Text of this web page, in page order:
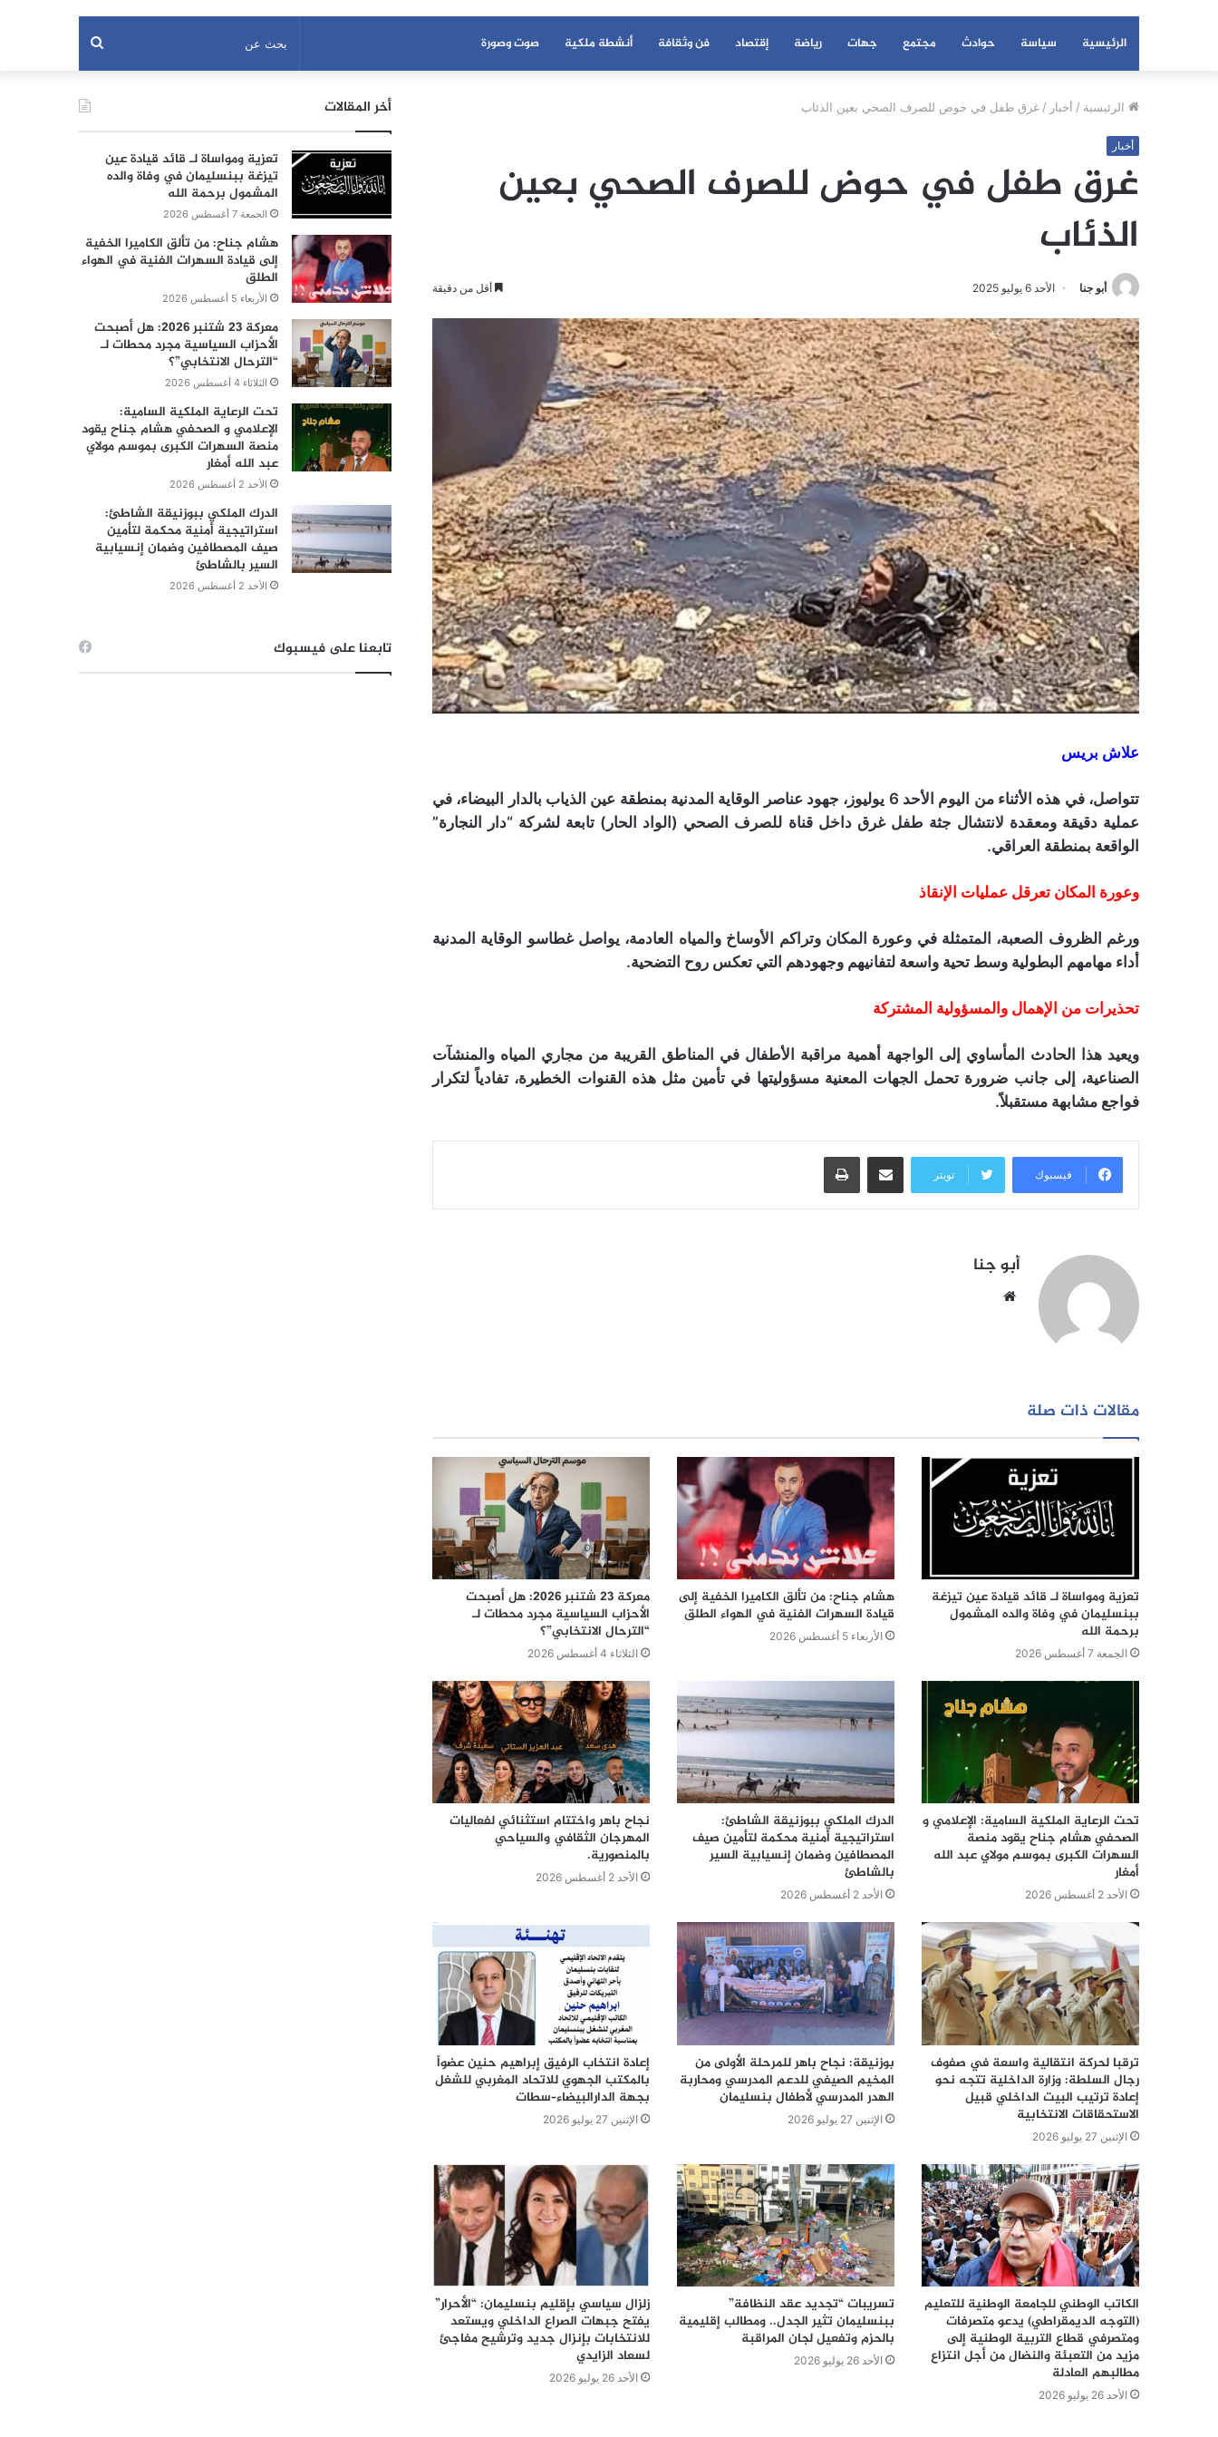
الرئيسية سياسة حوادث مجتمع جهات رياضة إقتصاد فن وثقافة أنشطة ملكية صوت وصورة بحث
عن
الرئيسية / أخبار / غرق طفل في حوض للصرف الصحي بعين الذئاب
أخبار
غرق طفل في حوض للصرف الصحي بعين
الذئاب
أبو جنا الأحد 6 يوليو 2025 أقل من دقيقة
علاش بريس
تتواصل، في هذه الأثناء من اليوم الأحد 6 يوليوز، جهود عناصر الوقاية المدنية بمنطقة عين الذياب بالدار البيضاء، في
عملية دقيقة ومعقدة لانتشال جثة طفل غرق داخل قناة للصرف الصحي (الواد الحار) تابعة لشركة “دار النجارة”
الواقعة بمنطقة العراقي.
وعورة المكان تعرقل عمليات الإنقاذ
ورغم الظروف الصعبة، المتمثلة في وعورة المكان وتراكم الأوساخ والمياه العادمة، يواصل غطاسو الوقاية المدنية
أداء مهامهم البطولية وسط تحية واسعة لتفانيهم وجهودهم التي تعكس روح التضحية.
تحذيرات من الإهمال والمسؤولية المشتركة
ويعيد هذا الحادث المأساوي إلى الواجهة أهمية مراقبة الأطفال في المناطق القريبة من مجاري المياه والمنشآت
الصناعية، إلى جانب ضرورة تحمل الجهات المعنية مسؤوليتها في تأمين مثل هذه القنوات الخطيرة، تفادياً لتكرار
فواجع مشابهة مستقبلاً.
فيسبوك تويتر
مشاركة عبر البريد طباعة
أبو جنا
مقالات ذات صلة
تعزية ومواساة لـ قائد قيادة عين تيزغة
ببنسليمان في وفاة والده المشمول
برحمة الله
الجمعة 7 أغسطس 2026
هشام جناح: من تألق الكاميرا الخفية إلى
قيادة السهرات الفنية في الهواء الطلق
الأربعاء 5 أغسطس 2026
معركة 23 شتنبر 2026: هل أصبحت
الأحزاب السياسية مجرد محطات لـ
“الترحال الانتخابي”؟
الثلاثاء 4 أغسطس 2026
تحت الرعاية الملكية السامية: الإعلامي و
الصحفي هشام جناح يقود منصة
السهرات الكبرى بموسم مولاي عبد الله
أمغار
الأحد 2 أغسطس 2026
الدرك الملكي ببوزنيقة الشاطئ:
استراتيجية أمنية محكمة لتأمين صيف
المصطافين وضمان إنسيابية السير
بالشاطئ
الأحد 2 أغسطس 2026
نجاح باهر واختتام استثنائي لفعاليات
المهرجان الثقافي والسياحي
بالمنصورية.
الأحد 2 أغسطس 2026
ترقبا لحركة انتقالية واسعة في صفوف
رجال السلطة: وزارة الداخلية تتجه نحو
إعادة ترتيب البيت الداخلي قبيل
الاستحقاقات الانتخابية
الإثنين 27 يوليو 2026
بوزنيقة: نجاح باهر للمرحلة الأولى من
المخيم الصيفي للدعم المدرسي ومحاربة
الهدر المدرسي لأطفال بنسليمان
الإثنين 27 يوليو 2026
إعادة انتخاب الرفيق إبراهيم حنين عضواً
بالمكتب الجهوي للاتحاد المغربي للشغل
بجهة الدارالبيضاء–سطات
الإثنين 27 يوليو 2026
الكاتب الوطني للجامعة الوطنية للتعليم
(التوجه الديمقراطي) يدعو متصرفات
ومتصرفي قطاع التربية الوطنية إلى
مزيد من التعبئة والنضال من أجل انتزاع
مطالبهم العادلة
الأحد 26 يوليو 2026
تسريبات “تجديد عقد النظافة”
ببنسليمان تثير الجدل.. ومطالب إقليمية
بالحزم وتفعيل لجان المراقبة
الأحد 26 يوليو 2026
زلزال سياسي بإقليم بنسليمان: “الأحرار”
يفتح جبهات الصراع الداخلي ويستعد
للانتخابات بإنزال جديد وترشيح مفاجئ
لسعاد الزايدي
الأحد 26 يوليو 2026
أخر المقالات
تعزية ومواساة لـ قائد قيادة عين
تيزغة ببنسليمان في وفاة والده
المشمول برحمة الله
الجمعة 7 أغسطس 2026
هشام جناح: من تألق الكاميرا الخفية
إلى قيادة السهرات الفنية في الهواء
الطلق
الأربعاء 5 أغسطس 2026
معركة 23 شتنبر 2026: هل أصبحت
الأحزاب السياسية مجرد محطات لـ
“الترحال الانتخابي”؟
الثلاثاء 4 أغسطس 2026
تحت الرعاية الملكية السامية:
الإعلامي و الصحفي هشام جناح يقود
منصة السهرات الكبرى بموسم مولاي
عبد الله أمغار
الأحد 2 أغسطس 2026
الدرك الملكي ببوزنيقة الشاطئ:
استراتيجية أمنية محكمة لتأمين
صيف المصطافين وضمان إنسيابية
السير بالشاطئ
الأحد 2 أغسطس 2026
تابعنا على فيسبوك